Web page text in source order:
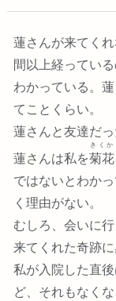
蓮さんが来てく
間以上経っている
わかっている。
てことくらい。
蓮さんと友達だ
蓮さんは私を菊花
きくか
ではないとわか
く理由がない。
むしろ、会いに
来てくれた奇跡
私が入院した直
ど、それもなくな